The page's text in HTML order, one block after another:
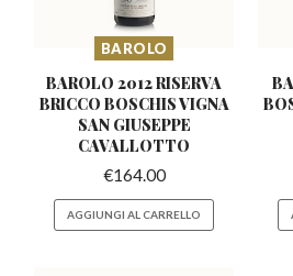
BAROLO
BAROLO 2012 RISERVA
BRICCO BOSCHISVIGNA
SAN GIUSEPPE
CAVALLOTTO
€164.00
AGGIUNGI AL CARRELLO